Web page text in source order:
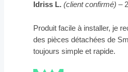
Idriss L.(client confirmé) –
Produit facile à installer, je
des pièces détachées de
toujours simple et rapide.